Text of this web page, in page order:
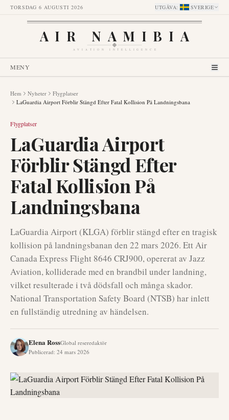
TORSDAG 6 AUGUSTI 2026 UTGÅVA: SVERIGE
AIR NAMIBIA
AVIATION INTELLIGENCE
MENY
Hem Nyheter
Flygplatser
LaGuardia Airport Förblir Stängd Efter Fatal Kollision På Landningsbana
Flygplatser
LaGuardia Airport
Förblir Stängd Efter
Fatal Kollision På
Landningsbana
LaGuardia Airport (KLGA) förblir stängd efter en tragisk
kollision på landningsbanan den 22 mars 2026. Ett Air
Canada Express Flight 8646 CRJ900, opererat av Jazz
Aviation, kolliderade med en brandbil under landning,
vilket resulterade i två dödsfall och många skador.
National Transportation Safety Board (NTSB) har inlett
en fullständig utredning av händelsen.
Elena RossGlobal reseredaktör
Publicerad: 24 mars 2026